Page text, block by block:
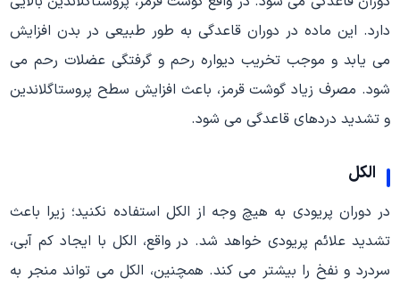
دارد. این ماده در دوران قاعدگی به طور طبیعی در بدن افزایش
می یابد و موجب تخریب دیواره رحم و گرفتگی عضلات رحم می
شود. مصرف زیاد گوشت قرمز، باعث افزایش سطح پروستاگلاندین
و تشدید دردهای قاعدگی می شود.
الکل
در دوران پریودی به هیچ وجه از الکل استفاده نکنید؛ زیرا باعث
تشدید علائم پریودی خواهد شد. در واقع، الکل با ایجاد کم آبی،
سردرد و نفخ را بیشتر می کند. همچنین، الکل می تواند منجر به